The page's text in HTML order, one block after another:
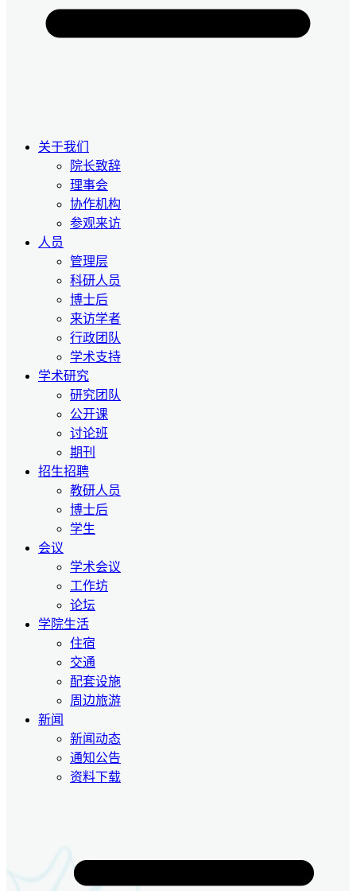
关于我们
院长致辞
理事会
协作机构
参观来访
人员
管理层
科研人员
博士后
来访学者
行政团队
学术支持
学术研究
研究团队
公开课
讨论班
期刊
招生招聘
教研人员
博士后
学生
会议
学术会议
工作坊
论坛
学院生活
住宿
交通
配套设施
周边旅游
新闻
新闻动态
通知公告
资料下载